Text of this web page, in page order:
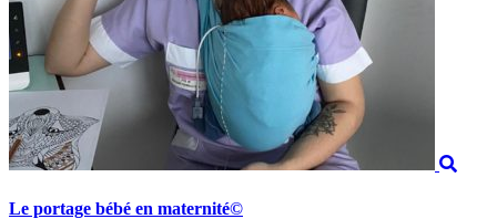
Le portage bébé en maternité©